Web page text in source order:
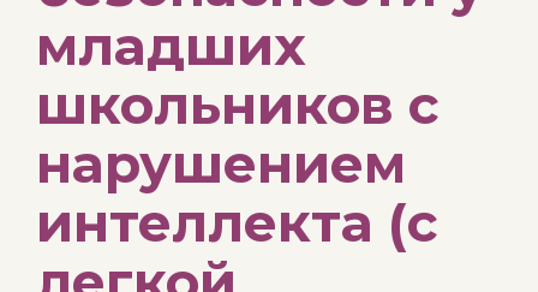
младших
школьников с
нарушением
интеллекта (с